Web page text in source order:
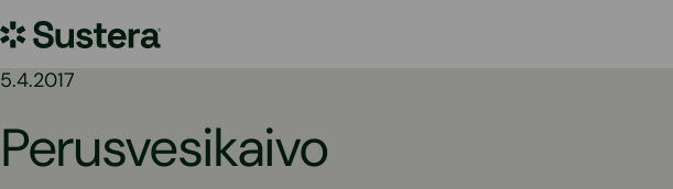
sisältöön
Sustera
5.4.2017
Perusvesikaivo